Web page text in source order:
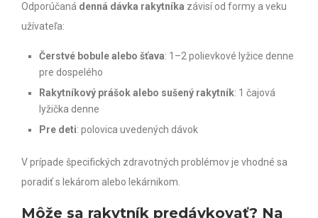
Odporúčaná denná dávka rakytníka závisí od formy a veku
užívateľa:
Čerstvé bobule alebo šťava: 1–2 polievkové lyžice denne
pre dospelého
Rakytníkový prášok alebo sušený rakytník: 1 čajová
lyžička denne
Pre deti: polovica uvedených dávok
V prípade špecifických zdravotných problémov je vhodné sa
poradiť s lekárom alebo lekárnikom.
Môže sa rakytník predávkovať? Na